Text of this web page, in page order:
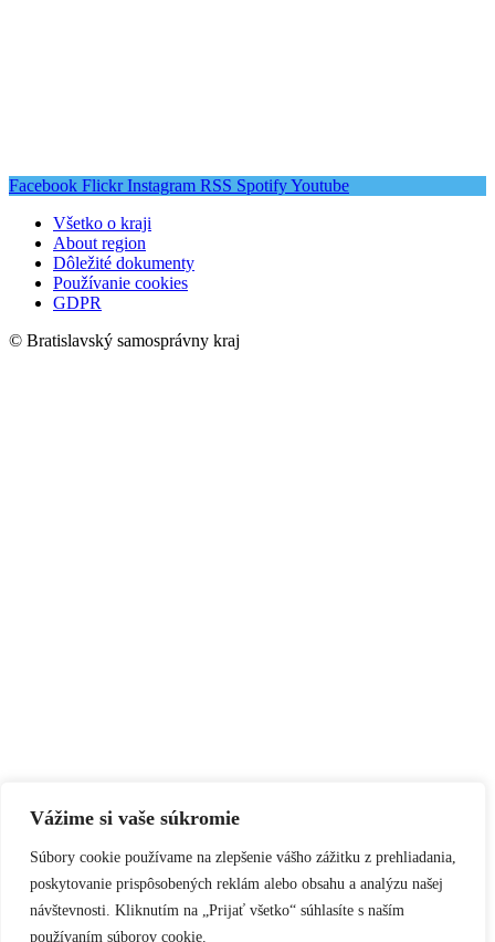
Vážime si vaše súkromie
Súbory cookie používame na zlepšenie vášho zážitku z prehliadania,
poskytovanie prispôsobených reklám alebo obsahu a analýzu našej
návštevnosti. Kliknutím na „Prijať všetko“ súhlasíte s naším
používaním súborov cookie.
Facebook Flickr Instagram RSS SpotifyYoutube
Všetko o kraji
About region
Dôležité dokumenty
Používanie cookies
GDPR
© Bratislavský samosprávny kraj